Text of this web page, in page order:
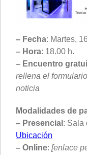
– Fecha: Martes,
– Hora: 18.00 h.
– Encuentro
rellena el
noticia
Modalidades de
– Presencial : Sala
Ubicación
– Online: [enlace